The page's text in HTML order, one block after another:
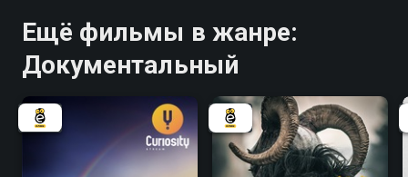
Ещё фильмы в жанре:
Документальный